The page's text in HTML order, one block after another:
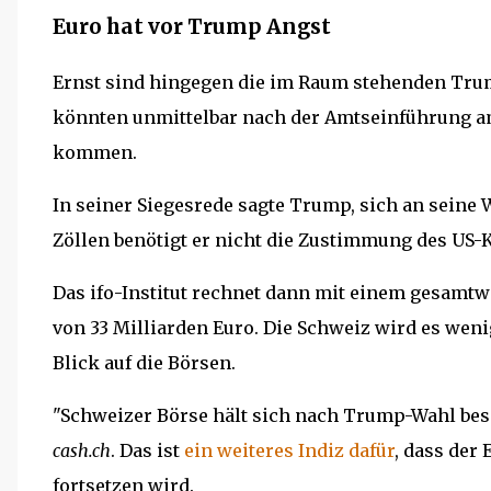
Euro hat vor Trump Angst
Ernst sind hingegen die im Raum stehenden
könnten unmittelbar nach der Amtseinführung
kommen.
In seiner Siegesrede sagte Trump, sich an
Zöllen benötigt er nicht die Zustimmung des US-
Das ifo-Institut rechnet dann mit einem
von 33 Milliarden Euro. Die Schweiz wird es
Blick auf die Börsen.
"Schweizer Börse hält sich nach Trump-Wahl
cash.ch. Das ist ein weiteres Indiz dafür, dass der
fortsetzen wird.